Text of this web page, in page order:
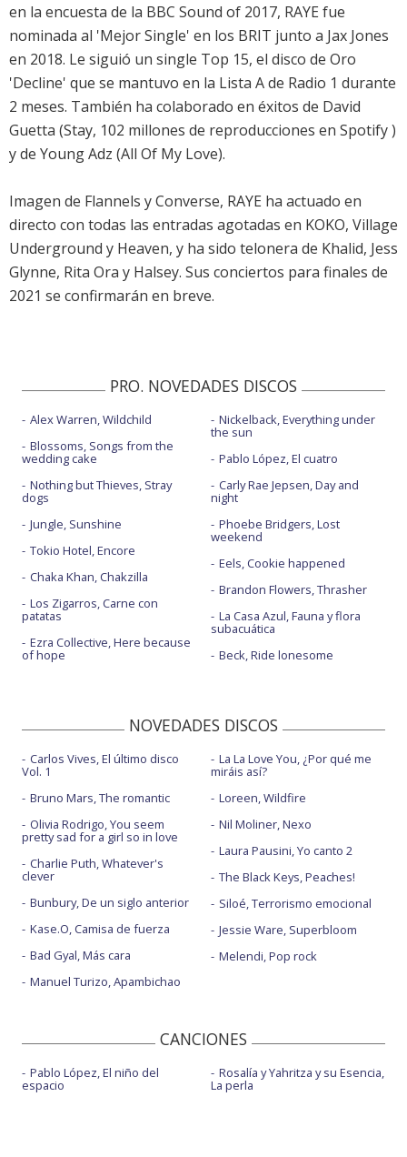
en la encuesta de la BBC Sound of 2017, RAYE fue
nominada al 'Mejor Single' en los BRIT junto a Jax Jones
en 2018. Le siguió un single Top 15, el disco de Oro
'Decline' que se mantuvo en la Lista A de Radio 1 durante
2 meses. También ha colaborado en éxitos de David
Guetta (Stay, 102 millones de reproducciones en Spotify )
y de Young Adz (All Of My Love).
Imagen de Flannels y Converse, RAYE ha actuado en
directo con todas las entradas agotadas en KOKO, Village
Underground y Heaven, y ha sido telonera de Khalid, Jess
Glynne, Rita Ora y Halsey. Sus conciertos para finales de
2021 se confirmarán en breve.
PRO. NOVEDADES DISCOS
Alex Warren, Wildchild
Blossoms, Songs from the
wedding cake
Nothing but Thieves, Stray
dogs
Jungle, Sunshine
Tokio Hotel, Encore
Chaka Khan, Chakzilla
Los Zigarros, Carne con
patatas
Ezra Collective, Here because
of hope
Nickelback, Everything under
the sun
Pablo López, El cuatro
Carly Rae Jepsen, Day and
night
Phoebe Bridgers, Lost
weekend
Eels, Cookie happened
Brandon Flowers, Thrasher
La Casa Azul, Fauna y flora
subacuática
Beck, Ride lonesome
NOVEDADES DISCOS
Carlos Vives, El último disco
Vol. 1
Bruno Mars, The romantic
Olivia Rodrigo, You seem
pretty sad for a girl so in love
Charlie Puth, Whatever's
clever
Bunbury, De un siglo anterior
Kase.O, Camisa de fuerza
Bad Gyal, Más cara
Manuel Turizo, Apambichao
La La Love You, ¿Por qué me
miráis así?
Loreen, Wildfire
Nil Moliner, Nexo
Laura Pausini, Yo canto 2
The Black Keys, Peaches!
Siloé, Terrorismo emocional
Jessie Ware, Superbloom
Melendi, Pop rock
CANCIONES
Pablo López, El niño del
espacio
Rosalía y Yahritza y su Esencia,
La perla